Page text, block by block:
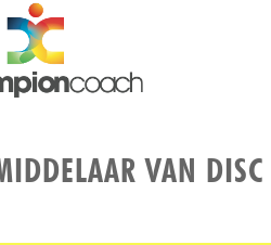
VAN DISC